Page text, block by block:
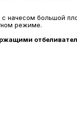
начесом большой
режиме.